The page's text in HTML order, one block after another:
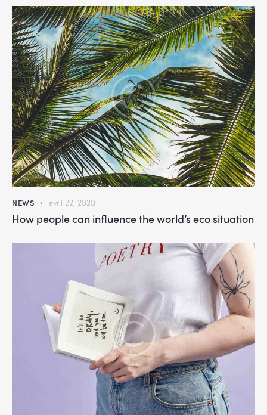
NEWS avril 22, 2020
How people can influence the world’s eco situation